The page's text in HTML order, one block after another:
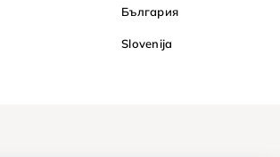
България
Slovenija